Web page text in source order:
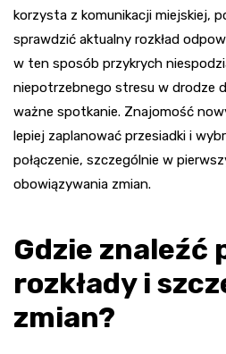
korzysta z komunikacji miejskiej,
sprawdzić aktualny rozkład
w ten sposób przykrych
niepotrzebnego stresu w drodze
ważne spotkanie. Znajomość
lepiej zaplanować przesiadki i
połączenie, szczególnie w
obowiązywania zmian.
Gdzie znaleźć
rozkłady i
zmian?